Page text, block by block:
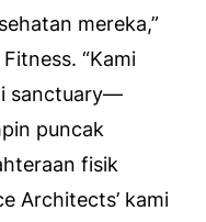
mereka,”
“Kami
sanctuary—
puncak
fisik
Architects’ kami